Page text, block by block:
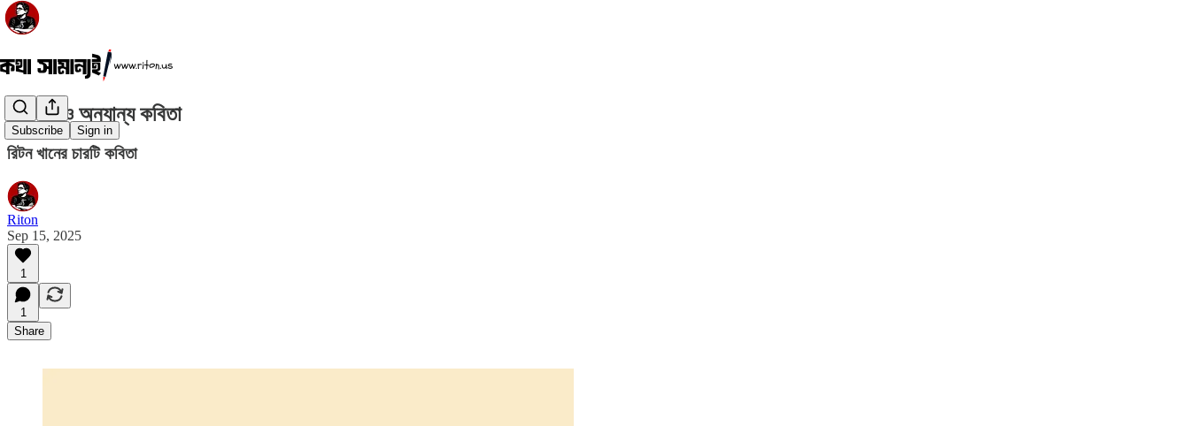
Subscribe Sign in
আত্মগত ও অন্যান্য কবিতা
রিটন খানের চারটি কবিতা
Riton
Sep 15, 2025
1
1
Share